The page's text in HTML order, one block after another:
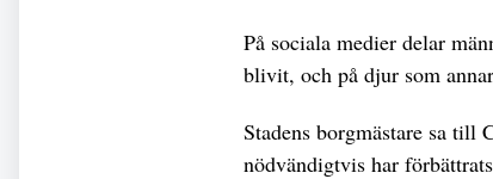
På sociala medier delar
blivit, och på djur som
Stadens borgmästare sa till
nödvändigtvis har